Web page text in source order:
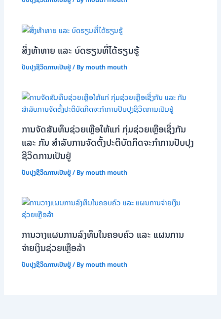
ສິ່ງທ້າທາຍ ແລະ ບົດຮຽນທີ່ໄດ້ຮຽນຮູ້
ປັບປຸງຊີວິດການເປັນຢູ່/ Bymouth mouth
ການຈັດສັນທຶນຊ່ວຍເຫຼືອໃຫ້ແກ່ ກຸ່ມຊ່ວຍເຫຼືອເຊີ່ງກັນ
ແລະ ກັນ ສຳລັບການຈັດຕັ້ງປະຕິບັດກິດຈະກຳການປັບປຸງ
ຊີວິດການເປັນຢູ່
ປັບປຸງຊີວິດການເປັນຢູ່/ Bymouth mouth
ການວາງແຜນການລົງທຶນໃນຄອບຄົວ ແລະ ແຜນການ
ຈ່າຍເງິນຊ່ວຍເຫຼືອລ້າ
ປັບປຸງຊີວິດການເປັນຢູ່/ Bymouth mouth